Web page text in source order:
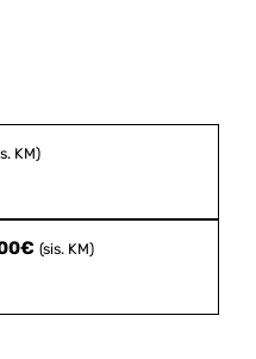
KM)
€ (sis. KM)